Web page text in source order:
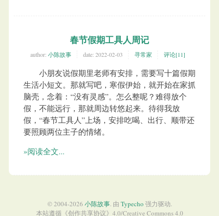
春节假期工具人周记
author: 小陈故事 date: 2022-02-03 寻常家 评论[11]
小朋友说假期里老师有安排，需要写十篇假期
生活小短文。那就写吧，寒假伊始，就开始在家抓
脑壳，念着：“没有灵感”。怎么整呢？难得放个
假，不能远行，那就周边转悠起来。待得我放
假，“春节工具人”上场，安排吃喝、出行、顺带还
要照顾两位主子的情绪。
»阅读全文...
© 2004-2026 小陈故事. 由 Typecho 强力驱动.
本站遵循《创作共享协议》4.0/Creative Commons 4.0